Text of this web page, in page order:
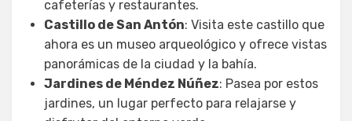
cafeterías y restaurantes.
Castillo de San Antón: Visita este castillo que
ahora es un museo arqueológico y ofrece vistas
panorámicas de la ciudad y la bahía.
Jardines de Méndez Núñez: Pasea por estos
jardines, un lugar perfecto para relajarse y